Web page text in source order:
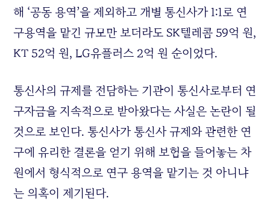
해 ‘공동 용역’을 제외하고 개별 통신사가 1:1로 연
구용역을 맡긴 규모만 보더라도 SK텔레콤 59억 원,
KT 52억 원, LG유플러스 2억 원 순이었다.
통신사의 규제를 전담하는 기관이 통신사로부터 연
구자금을 지속적으로 받아왔다는 사실은 논란이 될
것으로 보인다. 통신사가 통신사 규제와 관련한 연
구에 유리한 결론을 얻기 위해 보험을 들어놓는 차
원에서 형식적으로 연구 용역을 맡기는 것 아니냐
는 의혹이 제기된다.